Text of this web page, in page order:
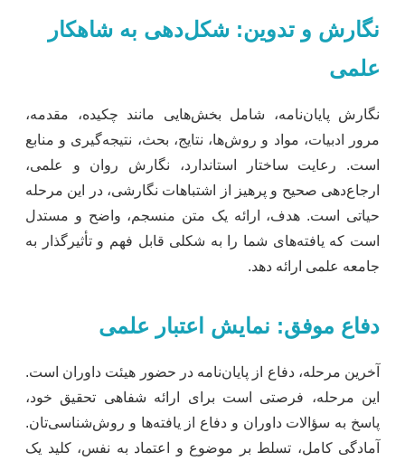
نگارش و تدوین: شکل‌دهی به شاهکار
علمی
نگارش پایان‌نامه، شامل بخش‌هایی مانند چکیده، مقدمه،
مرور ادبیات، مواد و روش‌ها، نتایج، بحث، نتیجه‌گیری و منابع
است. رعایت ساختار استاندارد، نگارش روان و علمی،
ارجاع‌دهی صحیح و پرهیز از اشتباهات نگارشی، در این مرحله
حیاتی است. هدف، ارائه یک متن منسجم، واضح و مستدل
است که یافته‌های شما را به شکلی قابل فهم و تأثیرگذار به
جامعه علمی ارائه دهد.
دفاع موفق: نمایش اعتبار علمی
آخرین مرحله، دفاع از پایان‌نامه در حضور هیئت داوران است.
این مرحله، فرصتی است برای ارائه شفاهی تحقیق خود،
پاسخ به سؤالات داوران و دفاع از یافته‌ها و روش‌شناسی‌تان.
آمادگی کامل، تسلط بر موضوع و اعتماد به نفس، کلید یک